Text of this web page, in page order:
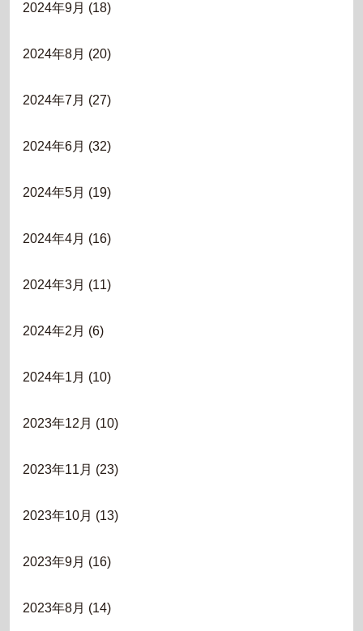
2024年9月 (18)
2024年8月 (20)
2024年7月 (27)
2024年6月 (32)
2024年5月 (19)
2024年4月 (16)
2024年3月 (11)
2024年2月 (6)
2024年1月 (10)
2023年12月 (10)
2023年11月 (23)
2023年10月 (13)
2023年9月 (16)
2023年8月 (14)